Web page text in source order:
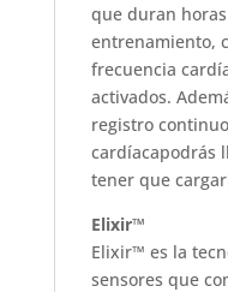
que duran
entrenamiento,
frecuencia
activados.
registro
cardíacapodrás
tener que
Elixir™
Elixir™ es la
sensores que